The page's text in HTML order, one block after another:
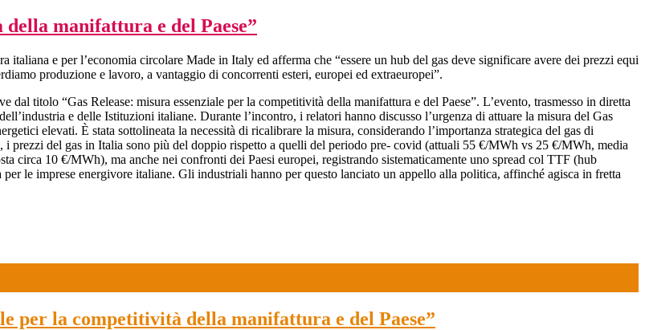
manifattura e del Paese”
italiana e per l’economia circolare Made in Italy ed afferma che “essere un hub del gas deve significare avere dei prezzi equi
produzione e lavoro, a vantaggio di concorrenti esteri, europei ed extraeuropei”.
titolo “Gas Release: misura essenziale per la competitività della manifattura e del Paese”. L’evento, trasmesso in diretta
e delle Istituzioni italiane. Durante l’incontro, i relatori hanno discusso l’urgenza di attuare la misura del Gas
elevati. È stata sottolineata la necessità di ricalibrare la misura, considerando l’importanza strategica del gas di
prezzi del gas in Italia sono più del doppio rispetto a quelli del periodo pre- covid (attuali 55 €/MWh vs 25 €/MWh, media
circa 10 €/MWh), ma anche nei confronti dei Paesi europei, registrando sistematicamente uno spread col TTF (hub
le imprese energivore italiane. Gli industriali hanno per questo lanciato un appello alla politica, affinché agisca in fretta
per la competitività della manifattura e del Paese”